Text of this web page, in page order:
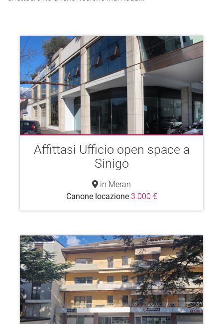
Affittasi Ufficio open space a
Sinigo
in Meran
Canone locazione 3.000 €